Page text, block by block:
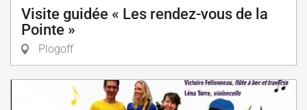
Visite guidée « Les rendez-vous de la
Pointe »
Plogoff